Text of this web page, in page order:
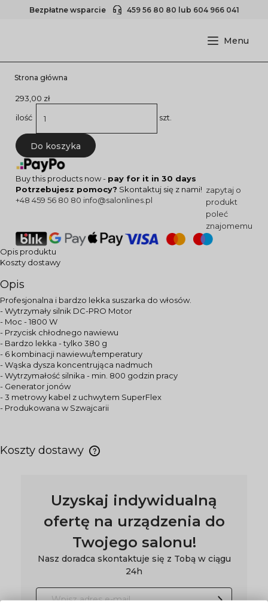
Bezpłatne wsparcie 459 56 80 80 lub 604 966 041
Strona główna
293,00 zł
ilość szt.
Do koszyka
Buy this products now - pay for it in 30 days
Potrzebujesz pomocy? Skontaktuj się z nami!
+48 459 56 80 80 info@salonlines.pl
zapytaj o
produkt
poleć
znajomemu
Opis produktu
Koszty dostawy
Opis
Profesjonalna i bardzo lekka suszarka do włosów.
- Wytrzymały silnik DC-PRO Motor
- Moc - 1800 W
- Przycisk chłodnego nawiewu
- Bardzo lekka - tylko 380 g
- 6 kombinacji nawiewu/temperatury
- Wąska dysza koncentrująca nadmuch
- Wytrzymałość silnika - min. 800 godzin pracy
- Generator jonów
- 3 metrowy kabel z uchwytem SuperFlex
- Produkowana w Szwajcarii
Koszty dostawy
Uzyskaj indywidualną
ofertę na urządzenia do
Twojego salonu!
Nasz doradca skontaktuje się z Tobą w ciągu
24h